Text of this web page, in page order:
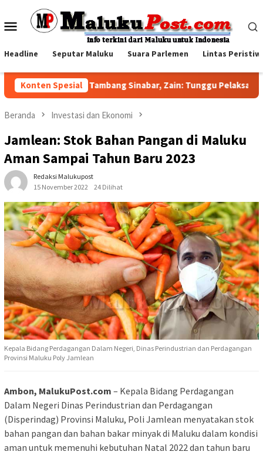
konten
Menu
Headline Seputar Maluku Suara Parlemen Lintas
Konten Spesial
Jawab Sorotan Tambang Sinabar, Zain: Tunggu Pelaksanaan
Beranda Investasi dan Ekonomi
Jamlean: Stok Bahan Pangan di Maluku
Aman Sampai Tahun Baru 2023
Redaksi Malukupost
15 November 2022
24 Dilihat
Kepala Bidang Perdagangan Dalam Negeri, Dinas Perindustrian dan Perdagangan
Provinsi Maluku Poly Jamlean
Ambon, MalukuPost.com – Kepala Bidang Perdagangan
Dalam Negeri Dinas Perindustrian dan Perdagangan
(Disperindag) Provinsi Maluku, Poli Jamlean menyatakan stok
bahan pangan dan bahan bakar minyak di Maluku dalam kondisi
aman untuk memenuhi kebutuhan Natal 2022 dan tahun baru